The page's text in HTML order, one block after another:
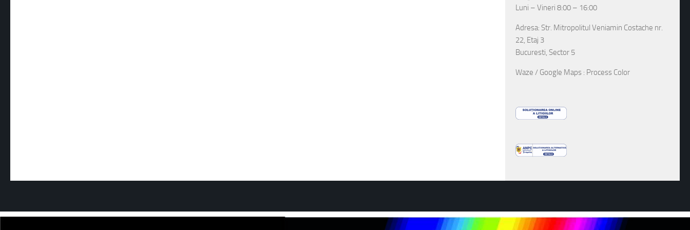
Luni – Vineri 8:00 – 16:00
Adresa: Str. Mitropolitul Veniamin Costache nr.
22, Etaj 3
Bucuresti, Sector 5
Waze / Google Maps : Process Color